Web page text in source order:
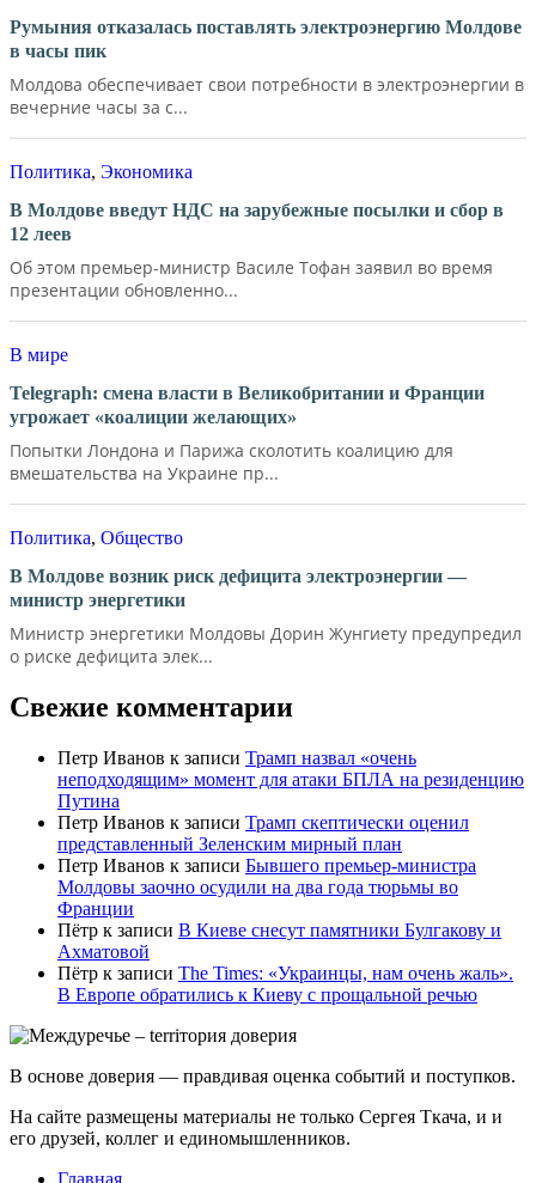
Румыния отказалась поставлять электроэнергию Молдове
в часы пик
Молдова обеспечивает свои потребности в электроэнергии в
вечерние часы за с...
Политика, Экономика
В Молдове введут НДС на зарубежные посылки и сбор в
12 леев
Об этом премьер-министр Василе Тофан заявил во время
презентации обновленно...
В мире
Telegraph: смена власти в Великобритании и Франции
угрожает «коалиции желающих»
Попытки Лондона и Парижа сколотить коалицию для
вмешательства на Украине пр...
Политика, Общество
В Молдове возник риск дефицита электроэнергии —
министр энергетики
Министр энергетики Молдовы Дорин Жунгиету предупредил
о риске дефицита элек...
Свежие комментарии
Петр Иванов к записи Трамп назвал «очень
неподходящим» момент для атаки БПЛА на резиденцию
Путина
Петр Иванов к записи Трамп скептически оценил
представленный Зеленским мирный план
Петр Иванов к записи Бывшего премьер-министра
Молдовы заочно осудили на два года тюрьмы во
Франции
Пётр к записи В Киеве снесут памятники Булгакову и
Ахматовой
Пётр к записи Тhe Times: «Украинцы, нам очень жаль».
В Европе обратились к Киеву с прощальной речью
В основе доверия — правдивая оценка событий и поступков.
На сайте размещены материалы не только Сергея Ткача, и и
его друзей, коллег и единомышленников.
Главная